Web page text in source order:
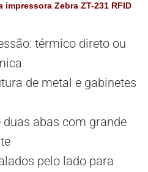
impressora Zebra ZT-231 RFID
térmico direto ou
de metal e gabinetes
duas abas com grande
pelo lado para